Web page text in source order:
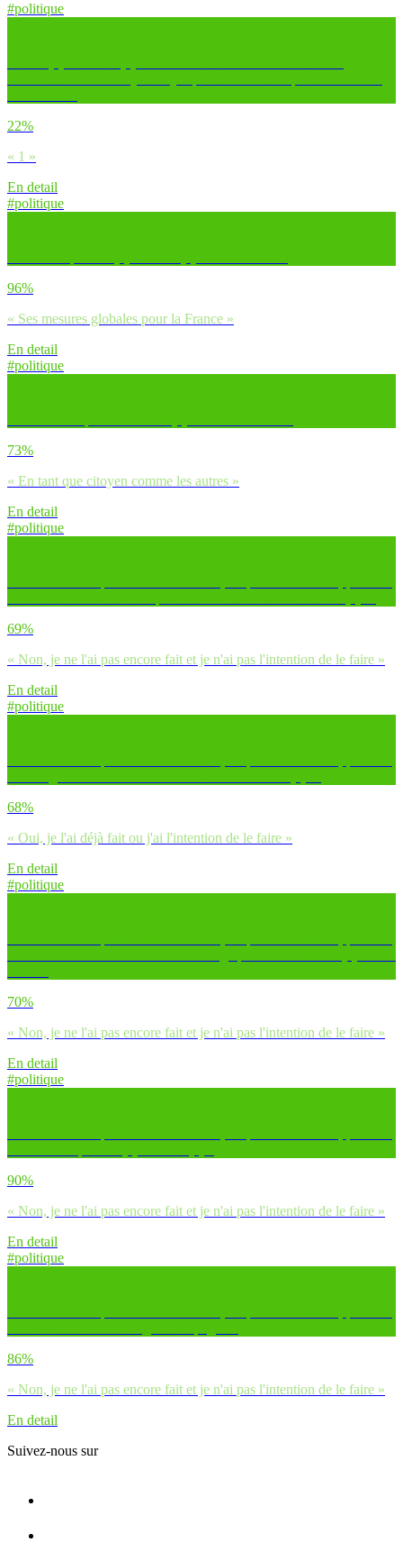
#politique
22%
« 1 »
En detail
#politique
96%
« Ses mesures globales pour la France »
En detail
#politique
73%
« En tant que citoyen comme les autres »
En detail
#politique
69%
« Non, je ne l'ai pas encore fait et je n'ai pas l'intention de le faire »
En detail
#politique
68%
« Oui, je l'ai déjà fait ou j'ai l'intention de le faire »
En detail
#politique
70%
« Non, je ne l'ai pas encore fait et je n'ai pas l'intention de le faire »
En detail
#politique
90%
« Non, je ne l'ai pas encore fait et je n'ai pas l'intention de le faire »
En detail
#politique
86%
« Non, je ne l'ai pas encore fait et je n'ai pas l'intention de le faire »
En detail
Suivez-nous sur